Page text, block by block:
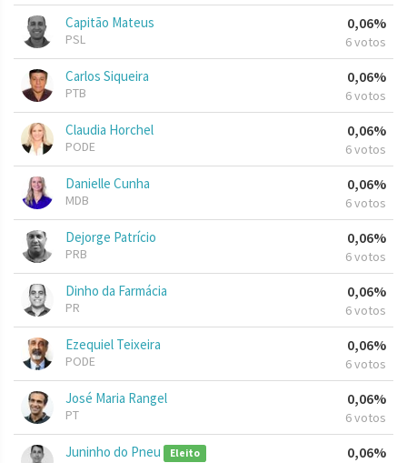
Capitão Mateus
PSL
0,06%
6 votos
Carlos Siqueira
PTB
0,06%
6 votos
Claudia Horchel
PODE
0,06%
6 votos
Danielle Cunha
MDB
0,06%
6 votos
Dejorge Patrício
PRB
0,06%
6 votos
Dinho da Farmácia
PR
0,06%
6 votos
Ezequiel Teixeira
PODE
0,06%
6 votos
José Maria Rangel
PT
0,06%
6 votos
Juninho do Pneu Eleito 0,06%